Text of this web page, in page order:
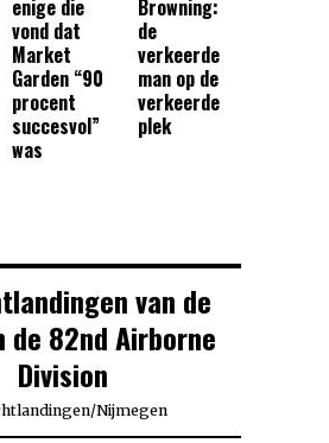
enige die
vond dat
Market
Garden “90
procent
succesvol”
was
Browning:
de
verkeerde
man op de
verkeerde
plek
van de
de 82nd Airborne
Division
/Nijmegen